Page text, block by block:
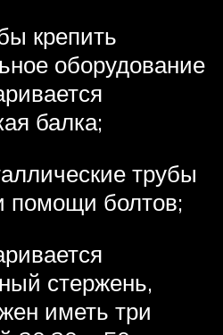
крепить
оборудование
балка;
трубы
помощи болтов;
стержень,
иметь три